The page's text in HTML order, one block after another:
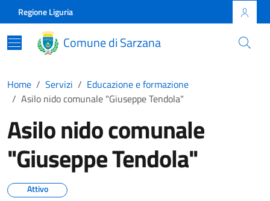
Skip to main content
Comune di Sarzana
Regione Liguria
Comune di Sarzana
Home Servizi
Educazione e formazione
Asilo nido comunale "Giuseppe Tendola"
Asilo nido comunale
"Giuseppe Tendola"
Attivo